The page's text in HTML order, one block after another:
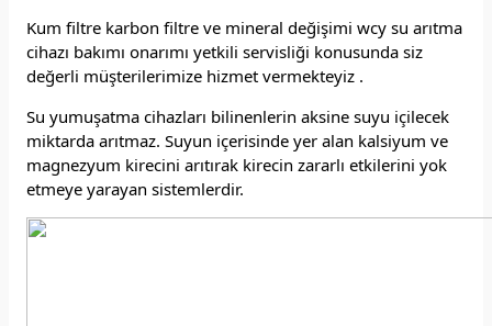
Kum filtre karbon filtre ve mineral değişimi wcy su arıtma
cihazı bakımı onarımı yetkili servisliği konusunda siz
değerli müşterilerimize hizmet vermekteyiz .
Su yumuşatma cihazları bilinenlerin aksine suyu içilecek
miktarda arıtmaz. Suyun içerisinde yer alan kalsiyum ve
magnezyum kirecini arıtırak kirecin zararlı etkilerini yok
etmeye yarayan sistemlerdir.